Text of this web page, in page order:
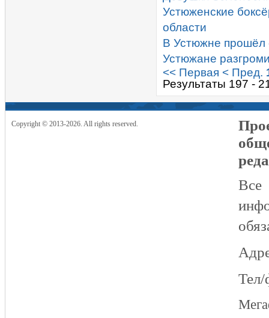
Устюженские
области
В Устюжне прошёл
Устюжане
<< Первая < Пред.
Результаты 197 -
Copyright © 2013-2026. All rights reserved.